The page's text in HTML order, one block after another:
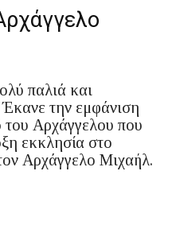
παλιά και
Έκανε την εμφάνιση
Αρχάγγελου που
εκκλησία στο
Αρχάγγελο Μιχαήλ.